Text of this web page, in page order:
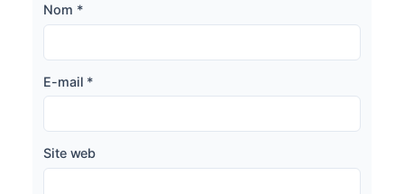
Nom *
E-mail *
Site web